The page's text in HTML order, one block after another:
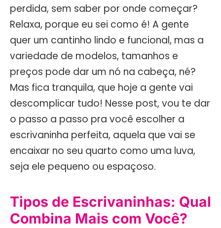
perdida, sem saber por onde começar?
Relaxa, porque eu sei como é! A gente
quer um cantinho lindo e funcional, mas a
variedade de modelos, tamanhos e
preços pode dar um nó na cabeça, né?
Mas fica tranquila, que hoje a gente vai
descomplicar tudo! Nesse post, vou te dar
o passo a passo pra você escolher a
escrivaninha perfeita, aquela que vai se
encaixar no seu quarto como uma luva,
seja ele pequeno ou espaçoso.
Tipos de Escrivaninhas: Qual
Combina Mais com Você?